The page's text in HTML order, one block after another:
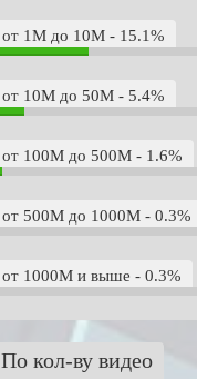
от 1M до 10M - 15.1%
от 10M до 50M - 5.4%
от 100M до 500M - 1.6%
от 500M до 1000M - 0.3%
от 1000M и выше - 0.3%
По кол-ву видео